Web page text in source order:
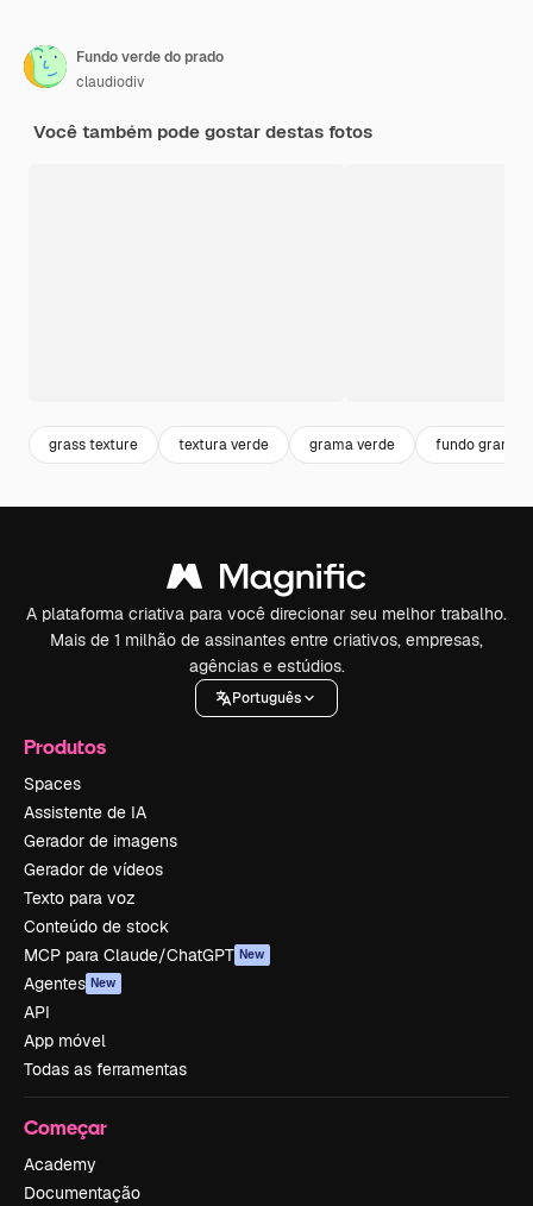
Fundo verde do prado
claudiodiv
Você também pode gostar destas fotos
grass texture textura verde grama verde fundo
A plataforma criativa para você direcionar seu melhor trabalho.
Mais de 1 milhão de assinantes entre criativos, empresas,
agências e estúdios.
Português
Produtos
Spaces
Assistente de IA
Gerador de imagens
Gerador de vídeos
Texto para voz
Conteúdo de stock
MCP para Claude/ChatGPT New
Agentes New
API
App móvel
Todas as ferramentas
Começar
Academy
Documentação